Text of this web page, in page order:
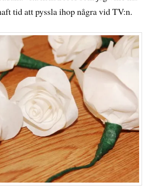
tid att pyssla ihop några vid TV:n.